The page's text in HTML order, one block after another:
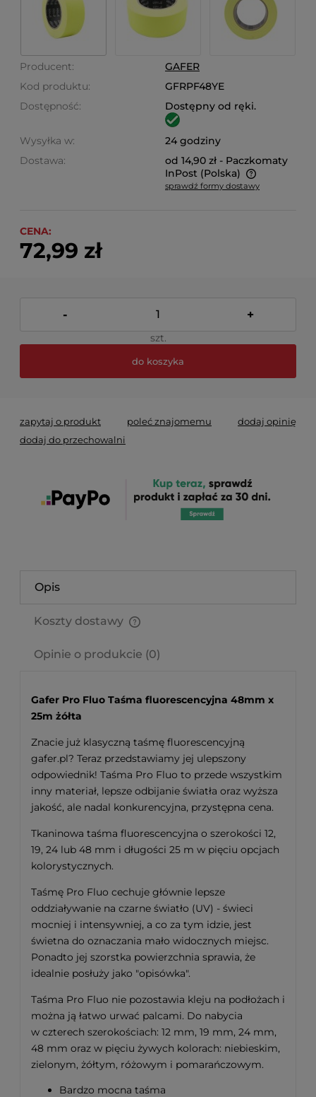
Producent:
GAFER
Kod produktu:
GFRPF48YE
Dostępność:
Dostępny od ręki.
Wysyłka w:
24 godziny
Dostawa:
od 14,90 zł - Paczkomaty
InPost (Polska)
Cena nie zawiera ewentualnych kosztów płatności
sprawdź formy dostawy
CENA:
72,99 zł
- +
szt.
do koszyka
zapytaj o produkt poleć znajomemu
dodaj opinię
dodaj do przechowalni
Opis
Koszty dostawy
Opinie o produkcie (0)
Gafer Pro Fluo Taśma fluorescencyjna 48mm x
25m żółta
Znacie już klasyczną taśmę fluorescencyjną
gafer.pl? Teraz przedstawiamy jej ulepszony
odpowiednik! Taśma Pro Fluo to przede wszystkim
inny materiał, lepsze odbijanie światła oraz wyższa
jakość, ale nadal konkurencyjna, przystępna cena.
Tkaninowa taśma fluorescencyjna o szerokości 12,
19, 24 lub 48 mm i długości 25 m w pięciu opcjach
kolorystycznych.
Taśmę Pro Fluo cechuje głównie lepsze
oddziaływanie na czarne światło (UV) - świeci
mocniej i intensywniej, a co za tym idzie, jest
świetna do oznaczania mało widocznych miejsc.
Ponadto jej szorstka powierzchnia sprawia, że
idealnie posłuży jako "opisówka".
Taśma Pro Fluo nie pozostawia kleju na podłożach i
można ją łatwo urwać palcami. Do nabycia
w czterech szerokościach: 12 mm, 19 mm, 24 mm,
48 mm oraz w pięciu żywych kolorach: niebieskim,
zielonym, żółtym, różowym i pomarańczowym.
Bardzo mocna taśma